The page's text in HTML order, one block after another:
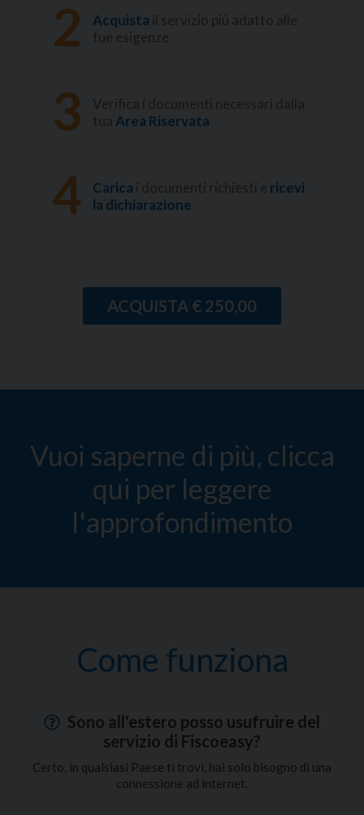
2 Acquista
3 Area Riservata
4 Carica
ricevi
la dichiarazione
ACQUISTA € 250,00
Vuoi saperne di più, clicca
qui per leggere
l'approfondimento
Come funziona
Sono all'estero posso usufruire del
servizio di Fiscoeasy?
Certo, in qualsiasi Paese ti trovi, hai solo bisogno di una
connessione ad internet.